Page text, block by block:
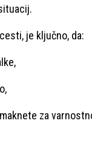
je ključno, da:
za